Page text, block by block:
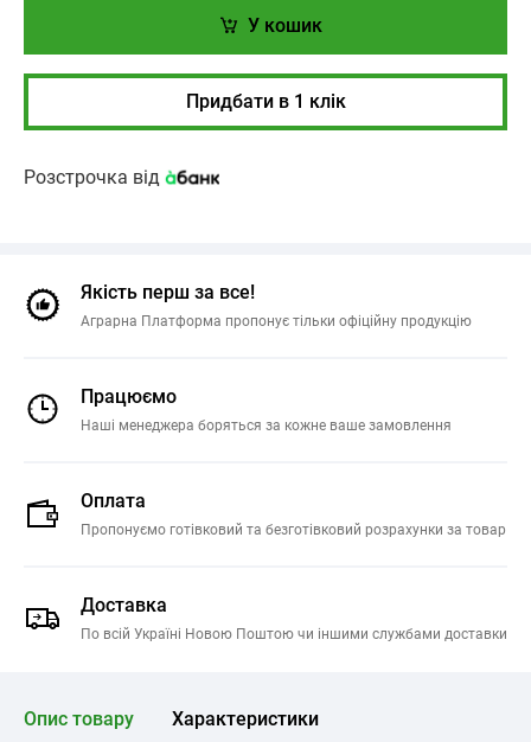
У кошик
Придбати в 1 клік
Розстрочка від
Якість перш за все!
Аграрна Платформа пропонує тільки офіційну продукцію
Працюємо
Наші менеджера боряться за кожне ваше замовлення
Оплата
Пропонуємо готівковий та безготівковий розрахунки за товар
Доставка
По всій Україні Новою Поштою чи іншими службами доставки
Опис товару Характеристики